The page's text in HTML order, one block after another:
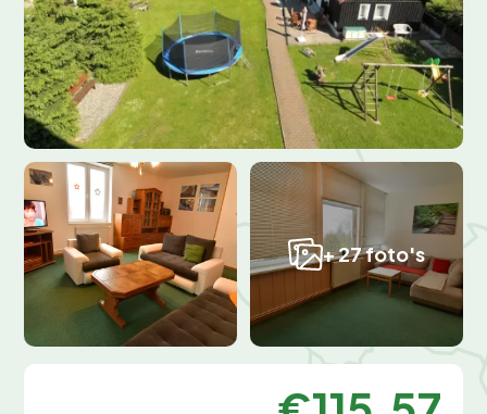
+ 27 foto's